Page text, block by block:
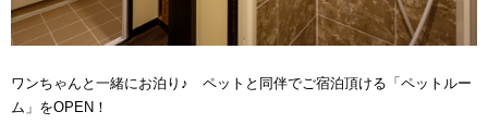
ワンちゃんと一緒にお泊り♪ ペットと同伴でご宿泊頂ける「ペットルー
ム」をOPEN！